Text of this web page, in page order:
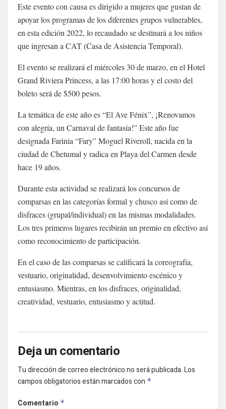
Este evento con causa es dirigido a mujeres que gustan de
apoyar los programas de los diferentes grupos vulnerables,
en esta edición 2022, lo recaudado se destinará a los niños
que ingresan a CAT (Casa de Asistencia Temporal).
El evento se realizará el miércoles 30 de marzo, en el Hotel
Grand Riviera Princess, a las 17:00 horas y el costo del
boleto será de $500 pesos.
La temática de este año es “El Ave Fénix”, ¡Renovamos
con alegría, un Carnaval de fantasía!” Este año fue
designada Farinia “Fary” Moguel Riveroll, nacida en la
ciudad de Chetumal y radica en Playa del Carmen desde
hace 19 años.
Durante esta actividad se realizará los concursos de
comparsas en las categorías formal y chusco así como de
disfraces (grupal/individual) en las mismas modalidades.
Los tres primeros lugares recibirán un premio en efectivo así
como reconocimiento de participación.
En el caso de las comparsas se calificará la coreografía,
vestuario, originalidad, desenvolvimiento escénico y
entusiasmo. Mientras, en los disfraces, originalidad,
creatividad, vestuario, entusiasmo y actitud.
Deja un comentario
Tu dirección de correo electrónico no será publicada.Los
campos obligatorios están marcados con *
Comentario *